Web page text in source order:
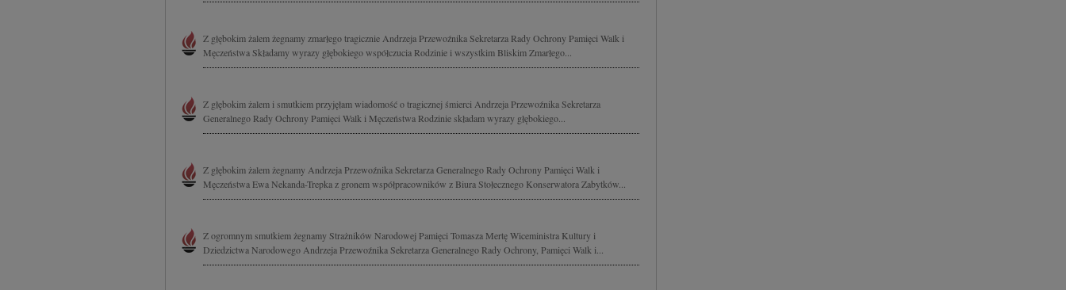
Z głębokim żalem żegnamy zmarłego tragicznie Andrzeja Przewoźnika Sekretarza Rady Ochrony Pamięci Walk i
Męczeństwa Składamy wyrazy głębokiego współczucia Rodzinie i wszystkim Bliskim Zmarłego...
Z głębokim żalem i smutkiem przyjęłam wiadomość o tragicznej śmierci Andrzeja Przewoźnika Sekretarza
Generalnego Rady Ochrony Pamięci Walk i Męczeństwa Rodzinie składam wyrazy głębokiego...
Z głębokim żalem żegnamy Andrzeja Przewoźnika Sekretarza Generalnego Rady Ochrony Pamięci Walk i
Męczeństwa Ewa Nekanda-Trepka z gronem współpracowników z Biura Stołecznego Konserwatora Zabytków...
Z ogromnym smutkiem żegnamy Strażników Narodowej Pamięci Tomasza Mertę Wiceministra Kultury i
Dziedzictwa Narodowego Andrzeja Przewoźnika Sekretarza Generalnego Rady Ochrony, Pamięci Walk i...